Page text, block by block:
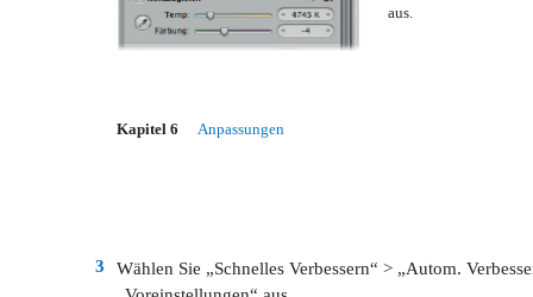
Kapitel 6 Anpassungen
aus.
Wählen Sie „Schnelles Verbessern“ > „Autom.
3